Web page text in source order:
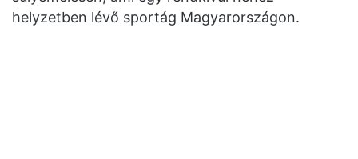
helyzetben lévő sportág Magyarországon.